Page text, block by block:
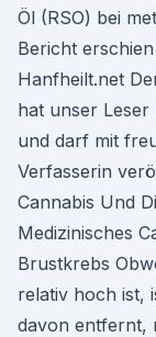
Öl (RSO) bei
Bericht
Hanfheilt.net
hat unser
und darf mit
Verfasserin
Cannabis Und
Medizinisches
Brustkrebs
relativ hoch ist,
davon entfernt,